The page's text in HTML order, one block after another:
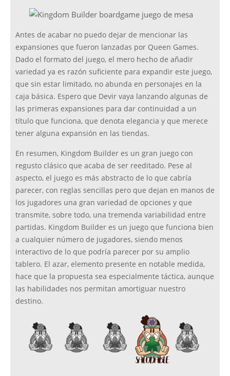
Antes de acabar no puedo dejar de mencionar las
expansiones que fueron lanzadas por Queen Games.
Dado el formato del juego, el mero hecho de añadir
variedad ya es razón suficiente para expandir este juego,
que sin estar limitado, no abunda en personajes en la
caja básica. Espero que Devir vaya lanzando algunas de
las primeras expansiones para dar continuidad a un
título que funciona, que denota elegancia y que merece
tener alguna expansión en las tiendas.
En resumen, Kingdom Builder es un gran juego con
regusto clásico que acaba de ser reeditado. Pese al
aspecto, el juego es más abstracto de lo que cabría
parecer, con reglas sencillas pero que dejan en manos de
los jugadores una gran variedad de opciones y que
transmite, sobre todo, una tremenda variabilidad entre
partidas. Kingdom Builder es un juego que funciona bien
a cualquier número de jugadores, siendo menos
interactivo de lo que podría parecer por su amplio
tablero. El azar, elemento presente en notable medida,
hace que la propuesta sea especialmente táctica, aunque
las habilidades nos permitan amortiguar nuestro
destino.